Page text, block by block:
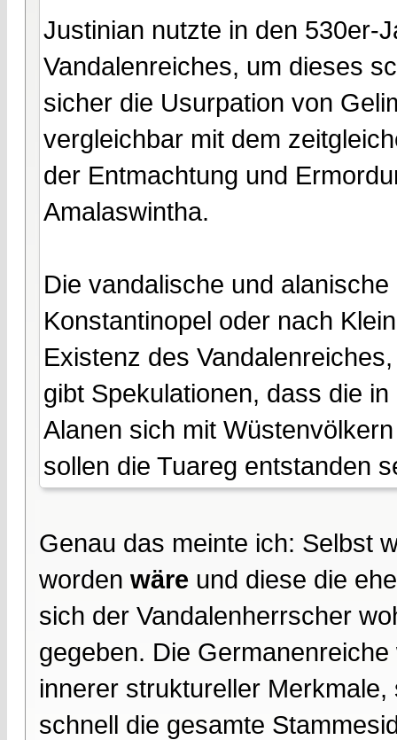
Justinian nutzte in den 530er-
Vandalenreiches, um dieses
sicher die Usurpation von
vergleichbar mit dem
der Entmachtung und
Amalaswintha.
Die vandalische und
Konstantinopel oder nach
Existenz des
gibt Spekulationen, dass die
Alanen sich mit
sollen die Tuareg entstanden
Genau das meinte ich: Selbst
worden wäre und diese die
sich der Vandalenherrscher
gegeben. Die
innerer struktureller
schnell die gesamte